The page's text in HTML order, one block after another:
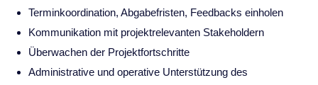
Terminkoordination, Abgabefristen, Feedbacks einholen
Kommunikation mit projektrelevanten Stakeholdern
Überwachen der Projektfortschritte
Administrative und operative Unterstützung des